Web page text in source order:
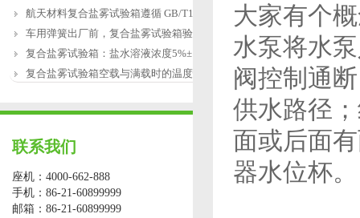
航天材料复合盐雾试验箱遵循 GB/T12967.3
车用弹簧出厂前，复合盐雾试验箱验证盐
复合盐雾试验箱：盐水溶液浓度5%±1%的配
复合盐雾试验箱空载与满载时的温度恢复
联系我们
座机：4000-662-888
手机：86-21-60899999
邮箱：86-21-60899999
大家有个
水泵将水
阀控制通
供水路径
面或后面
器水位杯。